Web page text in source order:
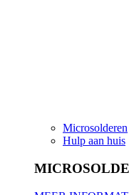
Microsolderen
Hulp aan huis